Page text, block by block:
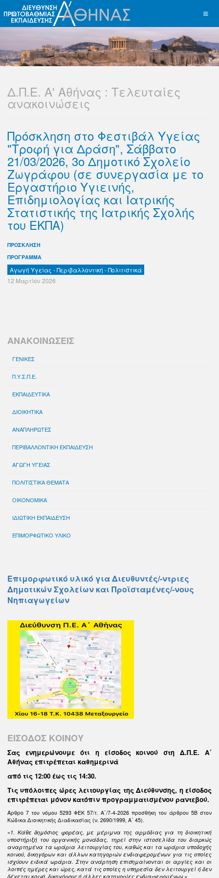
Δ.Π.Ε. Α' Αθήνας : Τελευταίες
ανακοινώσεις
Πρόσκληση στο Φεστιβάλ Υγείας
"Τροφή για Δράση", Σάββατο
21/03/2026, 3ο Δημοτικό Σχολείο
Ζωγράφου (σε συνεργασία με το
Εργαστήριο Υγιεινής,
Επιδημιολογίας και Ιατρικής
Στατιστικής της Ιατρικής Σχολής
του ΕΚΠΑ)
ΠΡΟΣΚΛΗΣΗ
ΠΡΟΓΡΑΜΜΑ
Αγωγή Υγείας - Περιβαλλοντική - Πολιτιστικά
12 Μαρτίου 2026
ΑΝΑΚΟΙΝΩΣΕΙΣ
ΓΕΝΙΚΕΣ
Π.Υ.Σ.Π.Ε.
ΕΚΠΑΙΔΕΥΤΙΚΑ
ΔΙΟΙΚΗΤΙΚΑ
ΑΝΑΠΛΗΡΩΤΕΣ
ΠΕΡΙΒΑΛΛΟΝΤΙΚΗ ΕΚΠΑΙΔΕΥΣΗ
ΑΓΩΓΗ ΥΓΕΙΑΣ
ΠΟΛΙΤΙΣΤΙΚΑ ΘΕΜΑΤΑ
ΟΙΚΟΝΟΜΙΚΑ
ΙΔΙΩΤΙΚΗ ΕΚΠΑΙΔΕΥΣΗ
ΕΠΙΜΟΡΦΩΤΙΚΟ ΥΛΙΚΟ
Επιμορφωτικό υλικό για Διευθυντές/-ντριες
Δημοτικών Σχολείων και Προϊσταμένες/-νους
Νηπιαγωγείων
ΕΙΣΟΔΟΣ ΚΟΙΝΟΥ
Σας ενημερώνουμε ότι η είσοδος κοινού στη Δ.Π.Ε. Α΄
Αθήνας επιτρέπεται καθημερινά
από τις 12:00 έως τις 14:30.
Τις υπόλοιπες ώρες λειτουργίας της Διεύθυνσης, η είσοδος
επιτρέπεται μόνον κατόπιν προγραμματισμένου ραντεβού.
Άρθρο 7 του νόμου 5293 ΦΕΚ 57/τ. Α΄/7-4-2026 προσθήκη του άρθρου 5Β στον
Κώδικα Διοικητικής Διαδικασίας (ν. 2690/1999, Α΄ 45).
«1. Κάθε δημόσιος φορέας, με μέριμνα της αρμόδιας για τη διοικητική
υποστήριξή του οργανικής μονάδας, τηρεί στην ιστοσελίδα του διαρκώς
αναρτημένα τα ωράρια λειτουργίας του, καθώς και τα ωράρια υποδοχής
κοινού, δικηγόρων και άλλων κατηγοριών ενδιαφερομένων για τις οποίες
ισχύουν ειδικά ωράρια. Στην ανάρτηση επισημαίνονται οι αργίες και οι
λοιπές ημέρες και ώρες, κατά τις οποίες η υπηρεσία δεν λειτουργεί ή δεν
δέχεται κοινό, δικηγόρους ή άλλες κατηγορίες ενδιαφερομένων.»